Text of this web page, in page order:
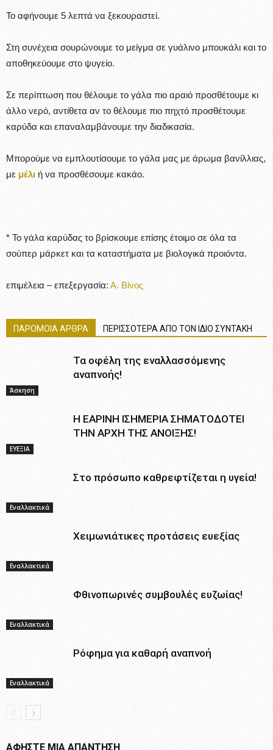
Το αφήνουμε 5 λεπτά να ξεκουραστεί.
Στη συνέχεια σουρώνουμε το μείγμα σε γυάλινο μπουκάλι και το
αποθηκεύουμε στο ψυγείο.
Σε περίπτωση που θέλουμε το γάλα πιο αραιό προσθέτουμε κι
άλλο νερό, αντίθετα αν το θέλουμε πιο πηχτό προσθέτουμε
καρύδα και επαναλαμβάνουμε την διαδικασία.
Μπορούμε να εμπλουτίσουμε το γάλα μας με άρωμα βανίλλιας,
με μέλι ή να προσθέσουμε κακάο.
* Το γάλα καρύδας το βρίσκουμε επίσης έτοιμο σε όλα τα
σούπερ μάρκετ και τα καταστήματα με βιολογικά προιόντα.
επιμέλεια – επεξεργασία: Α. Βίνος
ΠΑΡΟΜΟΙΑ ΑΡΘΡΑ ΠΕΡΙΣΣΟΤΕΡΑ ΑΠΟ ΤΟΝ ΙΔΙΟ ΣΥΝΤΑΚΗ
Άσκηση
Τα οφέλη της εναλλασσόμενης
αναπνοής!
ΕΥΕΞΙΑ
Η ΕΑΡΙΝΗ ΙΣΗΜΕΡΙΑ ΣΗΜΑΤΟΔΟΤΕΙ
ΤΗΝ ΑΡΧΗ ΤΗΣ ΑΝΟΙΞΗΣ!
Εναλλακτικά
Στο πρόσωπο καθρεφτίζεται η υγεία!
Εναλλακτικά
Χειμωνιάτικες προτάσεις ευεξίας
Εναλλακτικά
Φθινοπωρινές συμβουλές ευζωίας!
Εναλλακτικά
Ρόφημα για καθαρή αναπνοή
ΑΦΗΣΤΕ ΜΙΑ ΑΠΑΝΤΗΣΗ